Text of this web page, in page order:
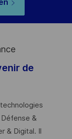
de
&
& Digital. Il